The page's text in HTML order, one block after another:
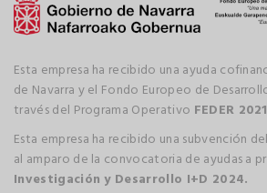
Esta empresa ha recibido una ayuda
de Navarra y el Fondo Europeo de
través del Programa Operativo FEDER
Esta empresa ha recibido una subvención
al amparo de la convocatoria de ayudas a
Investigación y Desarrollo I+D 2024.